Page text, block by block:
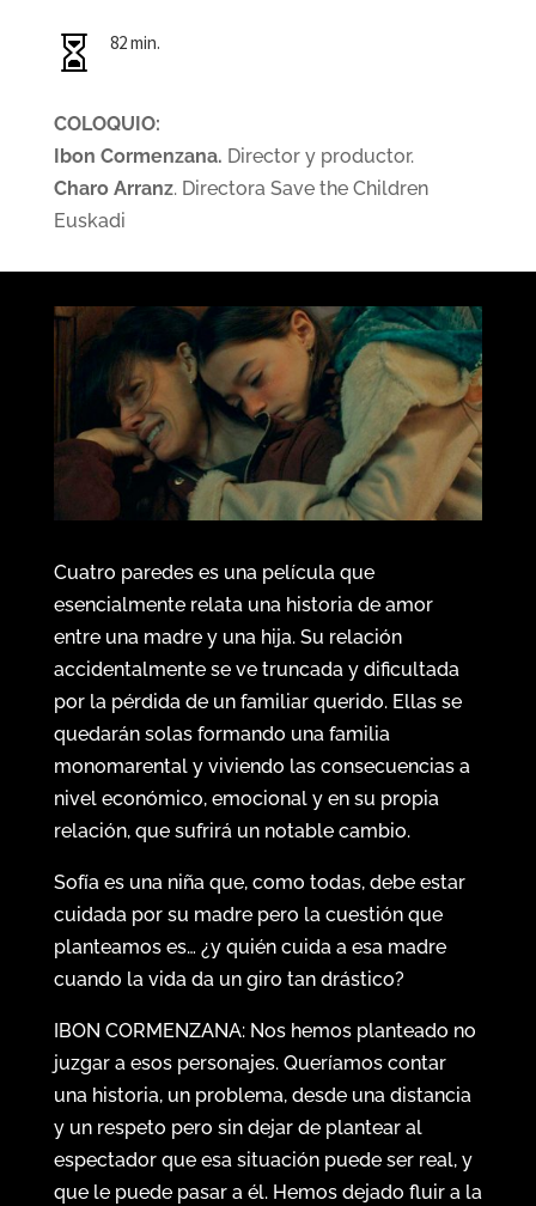
 82 min.
COLOQUIO:
Ibon Cormenzana. Director y productor.
Charo Arranz. Directora Save the Children
Euskadi
Cuatro paredes es una película que
esencialmente relata una historia de amor
entre una madre y una hija. Su relación
accidentalmente se ve truncada y dificultada
por la pérdida de un familiar querido. Ellas se
quedarán solas formando una familia
monomarental y viviendo las consecuencias a
nivel económico, emocional y en su propia
relación, que sufrirá un notable cambio.
Sofía es una niña que, como todas, debe estar
cuidada por su madre pero la cuestión que
planteamos es… ¿y quién cuida a esa madre
cuando la vida da un giro tan drástico?
IBON CORMENZANA: Nos hemos planteado no
juzgar a esos personajes. Queríamos contar
una historia, un problema, desde una distancia
y un respeto pero sin dejar de plantear al
espectador que esa situación puede ser real, y
que le puede pasar a él. Hemos dejado fluir a la